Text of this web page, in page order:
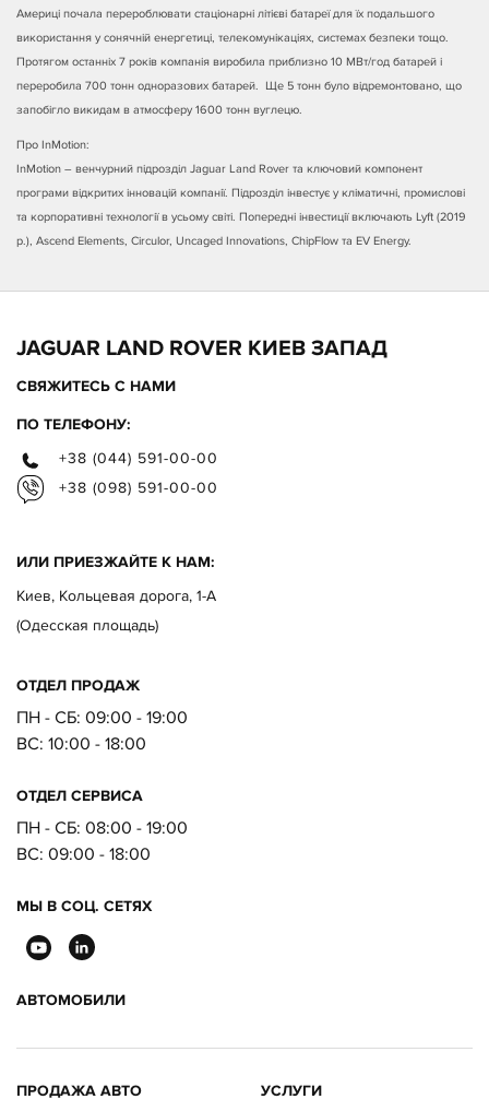
Америці почала перероблювати стаціонарні літієві батареї для їх подальшого
використання у сонячній енергетиці, телекомунікаціях, системах безпеки тощо.
Протягом останніх 7 років компанія виробила приблизно 10 МВт/год батарей і
переробила 700 тонн одноразових батарей. Ще 5 тонн було відремонтовано, що
запобігло викидам в атмосферу 1600 тонн вуглецю.
Про InMotion:
InMotion – венчурний підрозділ Jaguar Land Rover та ключовий компонент
програми відкритих інновацій компанії. Підрозділ інвестує у кліматичні, промислові
та корпоративні технології в усьому світі. Попередні інвестиції включають Lyft (2019
р.), Ascend Elements, Circulor, Uncaged Innovations, ChipFlow та EV Energy.
JAGUAR LAND ROVER КИЕВ ЗАПАД
СВЯЖИТЕСЬ С НАМИ
ПО ТЕЛЕФОНУ:
+38 (044) 591-00-00
+38 (098) 591-00-00
ИЛИ ПРИЕЗЖАЙТЕ К НАМ:
Киев, Кольцевая дорога, 1-А
(Одесская площадь)
ОТДЕЛ ПРОДАЖ
ПН - СБ: 09:00 - 19:00
ВC: 10:00 - 18:00
ОТДЕЛ CЕРВИСА
ПН - СБ: 08:00 - 19:00
ВC: 09:00 - 18:00
МЫ В СОЦ. СЕТЯХ
АВТОМОБИЛИ
ПРОДАЖА АВТО
УСЛУГИ